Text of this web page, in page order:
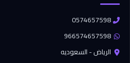
0574657598
966574657598
الرياض - السعوديه